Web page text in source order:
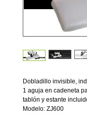
Dobladillo invisible,
1 aguja en cadeneta
tablón y estante
Modelo: ZJ600